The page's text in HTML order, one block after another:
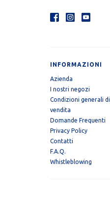
INFORMAZIONI
Azienda
I nostri negozi
Condizioni generali di
vendita
Domande Frequenti
Privacy Policy
Contatti
F.A.Q.
Whistleblowing